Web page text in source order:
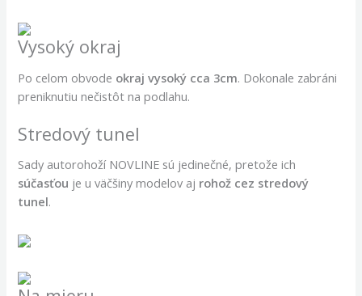
Vysoký okraj
Po celom obvode okraj vysoký cca 3cm. Dokonale zabráni
preniknutiu nečistôt na podlahu.
Stredový tunel
Sady autorohoží NOVLINE sú jedinečné, pretože ich
súčasťou je u väčšiny modelov aj rohož cez stredový
tunel.